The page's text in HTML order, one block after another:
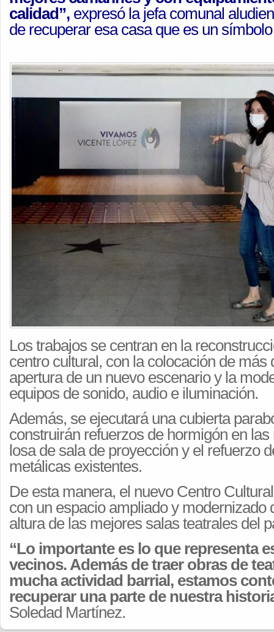
calidad”, expresó la jefa comunal
de recuperar esa casa que es un
Los trabajos se centran en la
centro cultural, con la colocación de más
apertura de un nuevo escenario y la
equipos de sonido, audio e iluminación.
Además, se ejecutará una cubierta
construirán refuerzos de hormigón en
losa de sala de proyección y el refuerzo
metálicas existentes.
De esta manera, el nuevo Centro
con un espacio ampliado y modernizado
altura de las mejores salas teatrales del
“Lo importante es lo que representa
vecinos. Además de traer obras de
mucha actividad barrial, estamos
recuperar una parte de nuestra
Soledad Martínez.